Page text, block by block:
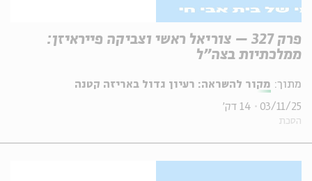
פרק 327 – צוריאל ראשי וצביקה פייראיזן:
ממלכתיות בצה״ל
מתוך: מקור להשראה: רעיון גדול באריזה קטנה
הסכת
03/11/25 14 דק'